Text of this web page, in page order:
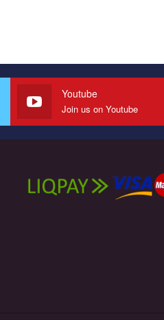
Youtube
Join us on Youtube